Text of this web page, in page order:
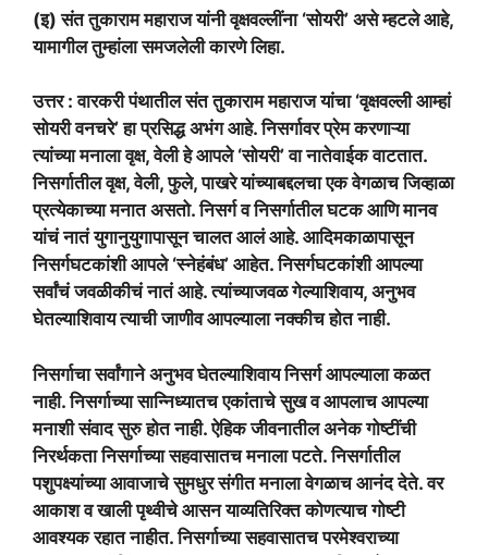
(इ) संत तुकाराम महाराज यांनी वृक्षवल्लींना ‘सोयरी’ असे म्हटले आहे,
यामागील तुम्हांला समजलेली कारणे लिहा.
उत्तर : वारकरी पंथातील संत तुकाराम महाराज यांचा ‘वृक्षवल्ली आम्हां
सोयरी वनचरे’ हा प्रसिद्ध अभंग आहे. निसर्गावर प्रेम करणाऱ्या
त्यांच्या मनाला वृक्ष, वेली हे आपले ‘सोयरी’ वा नातेवाईक वाटतात.
निसर्गातील वृक्ष, वेली, फुले, पाखरे यांच्याबद्दलचा एक वेगळाच जिव्हाळा
प्रत्येकाच्या मनात असतो. निसर्ग व निसर्गातील घटक आणि मानव
यांचं नातं युगानुयुगापासून चालत आलं आहे. आदिमकाळापासून
निसर्गघटकांशी आपले ‘स्नेहंबंध’ आहेत. निसर्गघटकांशी आपल्या
सर्वांचं जवळीकीचं नातं आहे. त्यांच्याजवळ गेल्याशिवाय, अनुभव
घेतल्याशिवाय त्याची जाणीव आपल्याला नक्कीच होत नाही.
निसर्गाचा सर्वांगाने अनुभव घेतल्याशिवाय निसर्ग आपल्याला कळत
नाही. निसर्गाच्या सान्निध्यातच एकांताचे सुख व आपलाच आपल्या
मनाशी संवाद सुरु होत नाही. ऐहिक जीवनातील अनेक गोष्टींची
निरर्थकता निसर्गाच्या सहवासातच मनाला पटते. निसर्गातील
पशुपक्ष्यांच्या आवाजाचे सुमधुर संगीत मनाला वेगळाच आनंद देते. वर
आकाश व खाली पृथ्वीचे आसन याव्यतिरिक्त कोणत्याच गोष्टी
आवश्यक रहात नाहीत. निसर्गाच्या सहवासातच परमेश्वराच्या